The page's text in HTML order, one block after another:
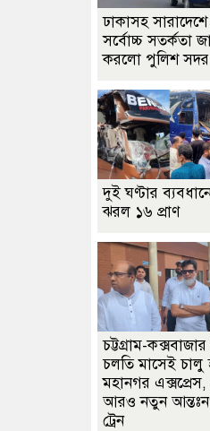
ঢাকাসহ
সর্বোচ্চ সতর্কতা
করলো পুলিশ সদর
দুই ঘণ্টার
ঝরল ১৬ প্রাণ
চট্টগ্রাম-
চলতি মাসেই চালু
মহানগর
আরও নতুন
ট্রেন